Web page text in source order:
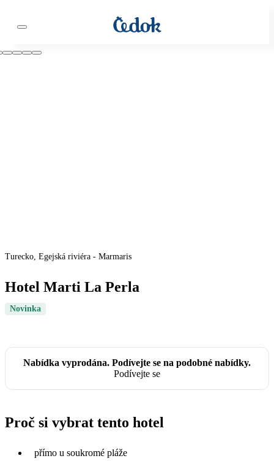
Turecko, Egejská riviéra - Marmaris
Hotel Marti La Perla
Novinka
Nabídka vyprodána. Podívejte se na podobné nabídky.
Podívejte se
Proč si vybrat tento hotel
přímo u soukromé pláže